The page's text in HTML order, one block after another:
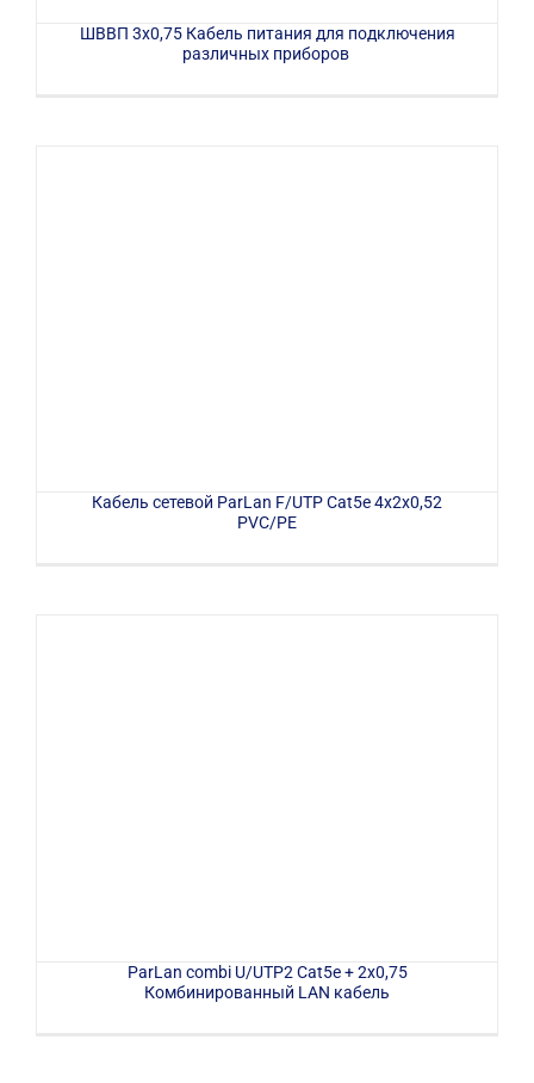
ШВВП 3х0,75 Кабель питания для подключения
различных приборов
Кабель сетевой ParLan F/UTP Cat5e 4х2х0,52
PVC/PE
ParLan combi U/UTP2 Саt5e + 2х0,75
Комбинированный LAN кабель